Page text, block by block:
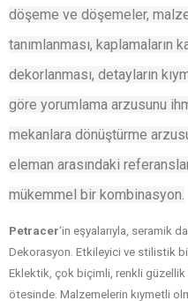
döşeme ve döşemeler,
tanımlanması, kaplamaların
dekorlanması, detayların
göre yorumlama arzusunu
mekanlara dönüştürme
eleman arasındaki
mükemmel bir kombinasyon.
Petracer‘in eşyalarıyla, seramik
Dekorasyon. Etkileyici ve stilistik
Eklektik, çok biçimli, renkli güzellik
ötesinde. Malzemelerin kıymetli